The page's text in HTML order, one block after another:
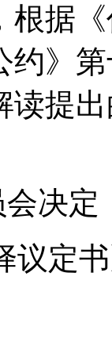
根据
约》
读提
决定
议定